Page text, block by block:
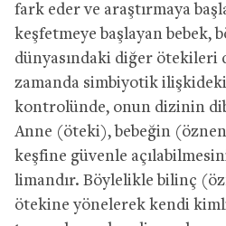
fark eder ve araştırmaya
keşfetmeye başlayan bebek,
dünyasındaki diğer ötekileri
zamanda simbiyotik
kontrolünde, onun dizinin
Anne (öteki), bebeğin
keşfine güvenle
limandır. Böylelikle bilinç
ötekine yönelerek kendi